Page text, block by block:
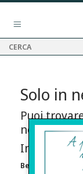
Solo in
Puoi
nostri
Info
Before s.r.l.s.